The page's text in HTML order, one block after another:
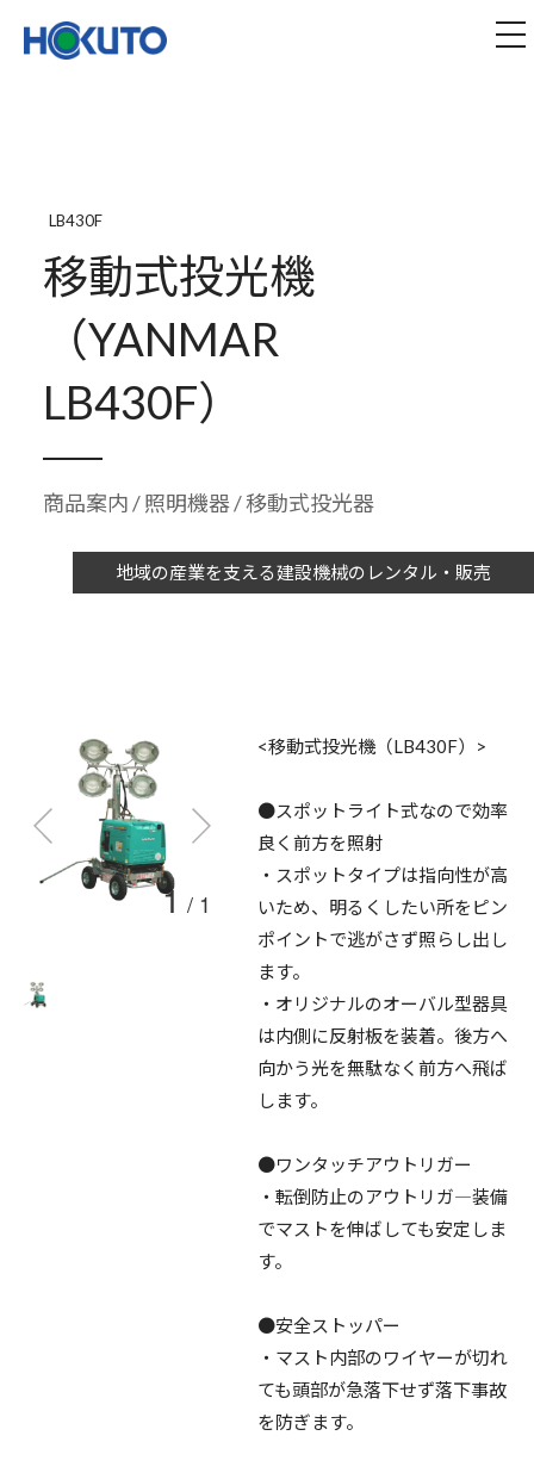
LB430F
移動式投光機
（YANMAR
LB430F）
商品案内/照明機器/ 移動式投光器
地域の産業を支える建設機械のレンタル・販売
1 / 1
<移動式投光機（LB430F）>
●スポットライト式なので効率
良く前方を照射
・スポットタイプは指向性が高
いため、明るくしたい所をピン
ポイントで逃がさず照らし出し
ます。
・オリジナルのオーバル型器具
は内側に反射板を装着。後方へ
向かう光を無駄なく前方へ飛ば
します。
●ワンタッチアウトリガー
・転倒防止のアウトリガ―装備
でマストを伸ばしても安定しま
す。
●安全ストッパー
・マスト内部のワイヤーが切れ
ても頭部が急落下せず落下事故
を防ぎます。